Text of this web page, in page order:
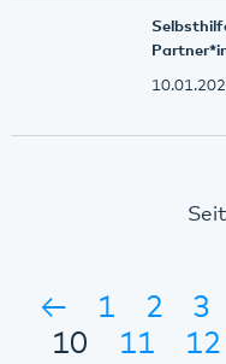
← 1 2 3
10
11 12